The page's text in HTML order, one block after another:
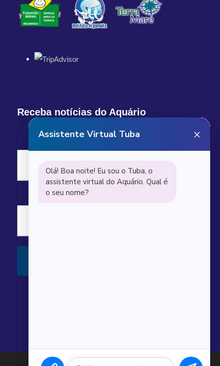
Receba notícias do Aquário